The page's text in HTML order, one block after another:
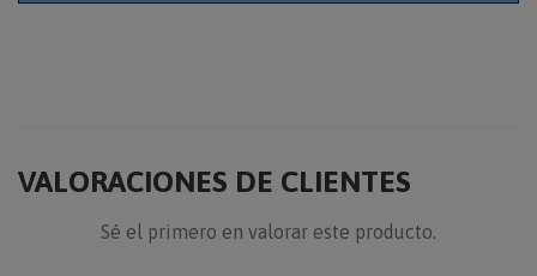
VALORACIONES DE CLIENTES
Sé el primero en valorar este producto.